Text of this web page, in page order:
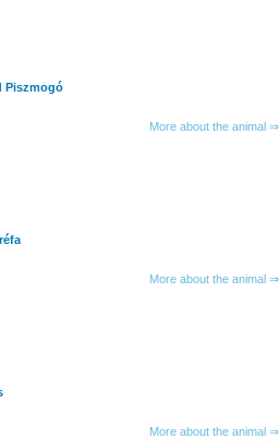
Piszmogó
More about the animal ⇒
More about the animal ⇒
More about the animal ⇒